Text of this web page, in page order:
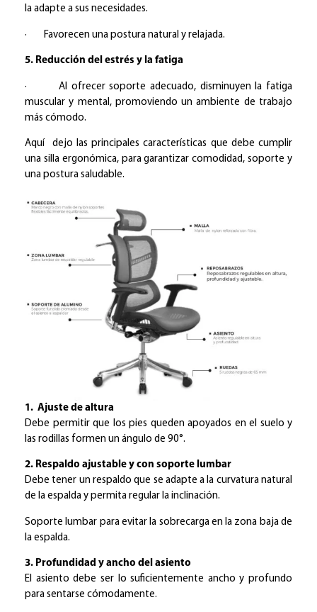
la adapte a sus necesidades.
· Favorecen una postura natural y relajada.
5. Reducción del estrés y la fatiga
· Al ofrecer soporte adecuado, disminuyen la fatiga
muscular y mental, promoviendo un ambiente de trabajo
más cómodo.
Aquí dejo las principales características que debe cumplir
una silla ergonómica, para garantizar comodidad, soporte y
una postura saludable.
1. Ajuste de altura
Debe permitir que los pies queden apoyados en el suelo y
las rodillas formen un ángulo de 90°.
2. Respaldo ajustable y con soporte lumbar
Debe tener un respaldo que se adapte a la curvatura natural
de la espalda y permita regular la inclinación.
Soporte lumbar para evitar la sobrecarga en la zona baja de
la espalda.
3. Profundidad y ancho del asiento
El asiento debe ser lo suficientemente ancho y profundo
para sentarse cómodamente.